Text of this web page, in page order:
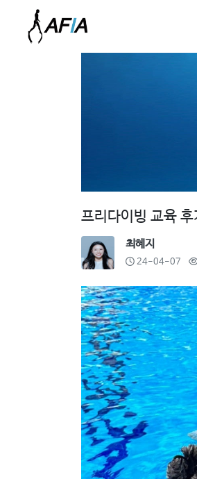
프리다이빙 교육
최혜지
24-04-07